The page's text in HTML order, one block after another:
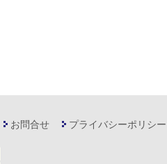
お問合せ プライバシーポリシー